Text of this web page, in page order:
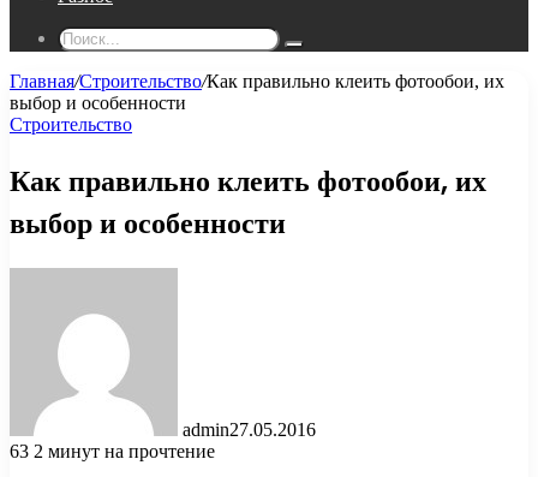
Поиск...
Главная/Строительство/Как правильно клеить фотообои, их
выбор и особенности
Строительство
Как правильно клеить фотообои, их
выбор и особенности
admin27.05.2016
63 2 минут на прочтение